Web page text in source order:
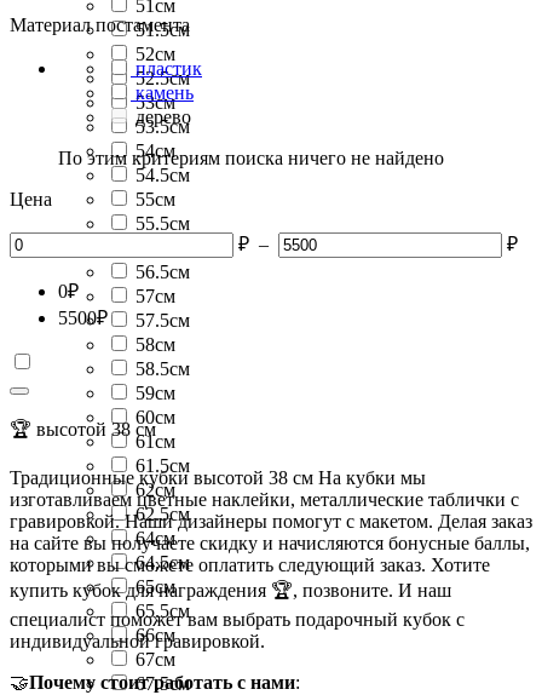
51см
51.5см
52см
52.5см
53см
53.5см
54см
54.5см
55см
55.5см
56.5см
57см
57.5см
58см
58.5см
59см
60см
61см
61.5см
62см
62.5см
64см
64.5см
65см
65.5см
66см
67см
67.5см
Материал постамента
пластик
камень
дерево
По этим критериям поиска ничего не найдено
Цена
₽ – ₽
0₽
5500₽
🏆 высотой 38 см
Традиционные кубки высотой 38 см На кубки мы
изготавливаем цветные наклейки, металлические таблички с
гравировкой. Наши дизайнеры помогут с макетом. Делая заказ
на сайте вы получаете скидку и начисляются бонусные баллы,
которыми вы сможете оплатить следующий заказ. Хотите
купить кубок для награждения 🏆, позвоните. И наш
специалист поможет вам выбрать подарочный кубок с
индивидуальной гравировкой.
🤝Почему стоит работать с нами: